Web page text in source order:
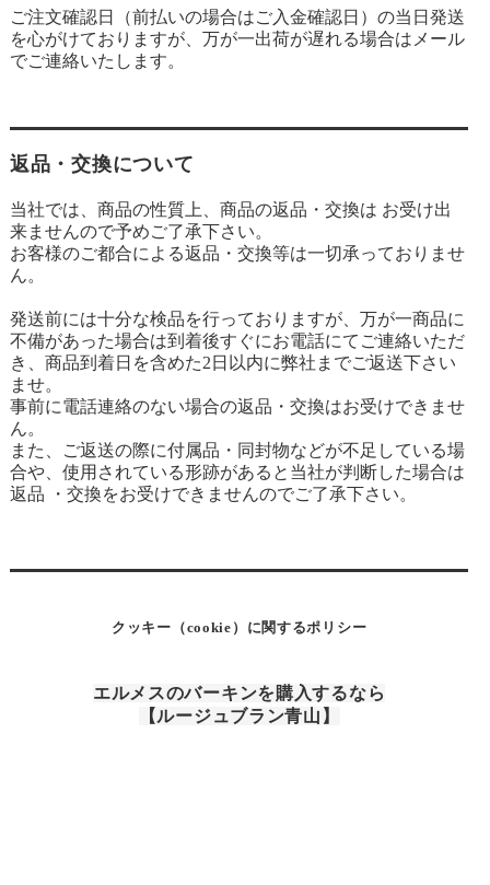
ご注文確認日（前払いの場合はご入金確認日）の当日発送
を心がけておりますが、万が一出荷が遅れる場合はメール
でご連絡いたします。
返品・交換について
当社では、商品の性質上、商品の返品・交換は お受け出
来ませんので予めご了承下さい。
お客様のご都合による返品・交換等は一切承っておりませ
ん。
発送前には十分な検品を行っておりますが、万が一商品に
不備があった場合は到着後すぐにお電話にてご連絡いただ
き、商品到着日を含めた2日以内に弊社までご返送下さい
ませ。
事前に電話連絡のない場合の返品・交換はお受けできませ
ん。
また、ご返送の際に付属品・同封物などが不足している場
合や、使用されている形跡があると当社が判断した場合は
返品 ・交換をお受けできませんのでご了承下さい。
クッキー（cookie）に関するポリシー
エルメスのバーキンを購入するなら
【ルージュブラン青山】